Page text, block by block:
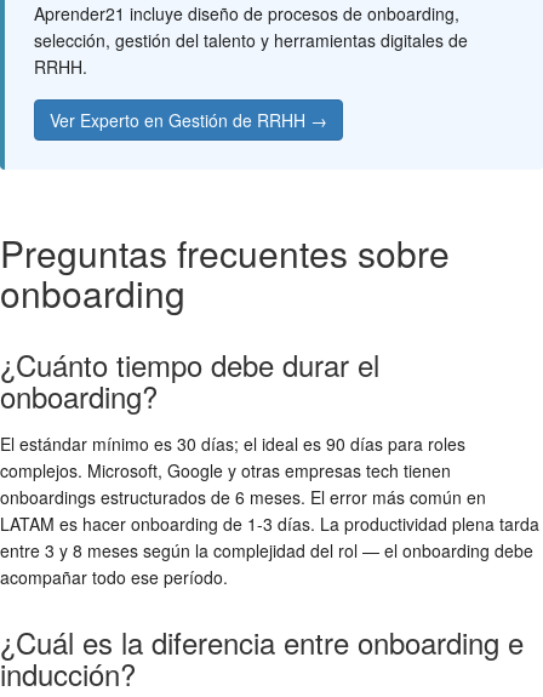
Aprender21 incluye diseño de procesos de onboarding,
selección, gestión del talento y herramientas digitales de
RRHH.
Ver Experto en Gestión de RRHH →
Preguntas frecuentes sobre
onboarding
¿Cuánto tiempo debe durar el
onboarding?
El estándar mínimo es 30 días; el ideal es 90 días para roles
complejos. Microsoft, Google y otras empresas tech tienen
onboardings estructurados de 6 meses. El error más común en
LATAM es hacer onboarding de 1-3 días. La productividad plena tarda
entre 3 y 8 meses según la complejidad del rol — el onboarding debe
acompañar todo ese período.
¿Cuál es la diferencia entre onboarding e
inducción?